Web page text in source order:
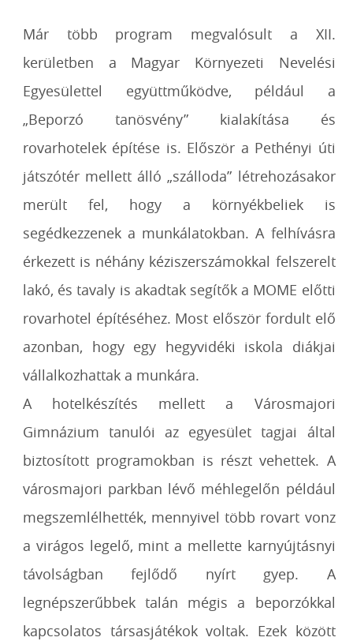
Már több program megvalósult a XII.
kerületben a Magyar Környezeti Nevelési
Egyesülettel együttműködve, például a
„Beporzó tanösvény” kialakítása és
rovarhotelek építése is. Először a Pethényi úti
játszótér mellett álló „szálloda” létrehozásakor
merült fel, hogy a környékbeliek is
segédkezzenek a munkálatokban. A felhívásra
érkezett is néhány kéziszerszámokkal felszerelt
lakó, és tavaly is akadtak segítők a MOME előtti
rovarhotel építéséhez. Most először fordult elő
azonban, hogy egy hegyvidéki iskola diákjai
vállalkozhattak a munkára.
A hotelkészítés mellett a Városmajori
Gimnázium tanulói az egyesület tagjai által
biztosított programokban is részt vehettek. A
városmajori parkban lévő méhlegelőn például
megszemlélhették, mennyivel több rovart vonz
a virágos legelő, mint a mellette karnyújtásnyi
távolságban fejlődő nyírt gyep. A
legnépszerűbbek talán mégis a beporzókkal
kapcsolatos társasjátékok voltak. Ezek között